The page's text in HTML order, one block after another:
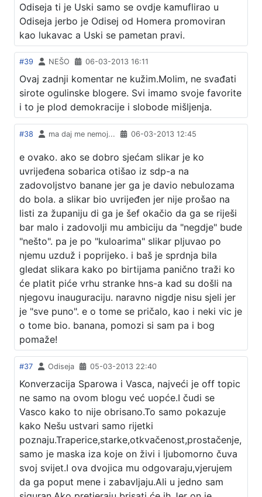
Odiseja ti je Uski samo se ovdje kamuflirao u
Odiseja jerbo je Odisej od Homera promoviran
kao lukavac a Uski se pametan pravi.
#39 NEŠO 06-03-2013 16:11
Ovaj zadnji komentar ne kužim.Molim, ne svađati
sirote ogulinske blogere. Svi imamo svoje favorite
i to je plod demokracije i slobode mišljenja.
#38 ma daj me nemoj... 06-03-2013 12:45
e ovako. ako se dobro sjećam slikar je ko
uvrijeđena sobarica otišao iz sdp-a na
zadovoljstvo banane jer ga je davio nebulozama
do bola. a slikar bio uvrijeđen jer nije prošao na
listi za županiju di ga je šef okačio da ga se riješi
bar malo i zadovolji mu ambiciju da "negdje" bude
"nešto". pa je po "kuloarima" slikar pljuvao po
njemu uzduž i poprijeko. i baš je sprdnja bila
gledat slikara kako po birtijama panično traži ko
će platit piće vrhu stranke hns-a kad su došli na
njegovu inauguraciju. naravno nigdje nisu sjeli jer
je "sve puno". e o tome se pričalo, kao i neki vic je
o tome bio. banana, pomozi si sam pa i bog
pomaže!
#37 Odiseja 05-03-2013 22:40
Konverzacija Sparowa i Vasca, najveći je off topic
ne samo na ovom blogu već uopće.I čudi se
Vasco kako to nije obrisano.To samo pokazuje
kako Nešu ustvari samo rijetki
poznaju.Traperice,starke,otkvačenost,prostačenje,
samo je maska iza koje on živi i ljubomorno čuva
svoj svijet.I ova dvojica mu odgovaraju,vjerujem
da ga poput mene i zabavljaju.Ali u jedno sam